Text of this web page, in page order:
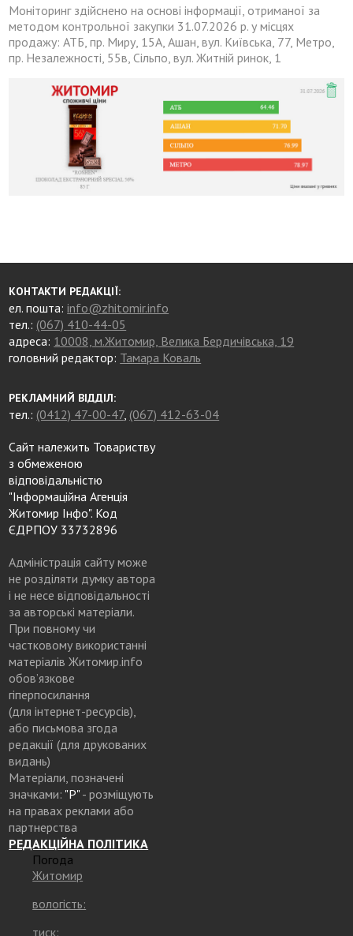
Моніторинг здійснено на основі інформації, отриманої за
методом контрольної закупки 31.07.2026 р. у місцях
продажу: АТБ, пр. Миру, 15А, Ашан, вул. Київська, 77, Метро,
пр. Незалежності, 55в, Сільпо, вул. Житній ринок, 1
КОНТАКТИ РЕДАКЦІЇ:
ел. пошта:info@zhitomir.info
тел.: (067) 410-44-05
адреса: 10008, м.Житомир, Велика Бердичівська, 19
головний редактор: Тамара Коваль
РЕКЛАМНИЙ ВІДДІЛ:
тел.: (0412) 47-00-47, (067) 412-63-04
Сайт належить Товариству
з обмеженою
відповідальністю
"Інформаційна Агенція
Житомир Інфо". Код
ЄДРПОУ 33732896
Адміністрація сайту може
не розділяти думку автора
і не несе відповідальності
за авторські матеріали.
При повному чи
частковому використанні
матеріалів Житомир.info
обов’язкове
гіперпосилання
(для інтернет-ресурсів),
або письмова згода
редакції (для друкованих
видань)
Матеріали, позначені
значками: "Р"- розміщують
на правах реклами або
партнерства
РЕДАКЦІЙНА ПОЛІТИКА
Погода
Житомир
вологість:
тиск: